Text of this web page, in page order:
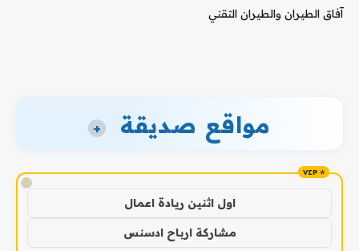
آفاق الطيران والطيران التقني
مواقع صديقة +
!
اول اثنين ريادة اعمال
مشاركة ارباح ادسنس